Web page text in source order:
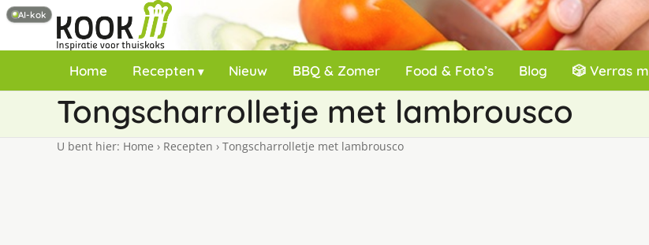
Home Recepten Nieuw BBQ & Zomer Food & Foto’s Blog 🎲 Verras
Tongscharrolletje met lambrousco
U bent hier: Home › Recepten › Tongscharrolletje met lambrousco
AI-kok